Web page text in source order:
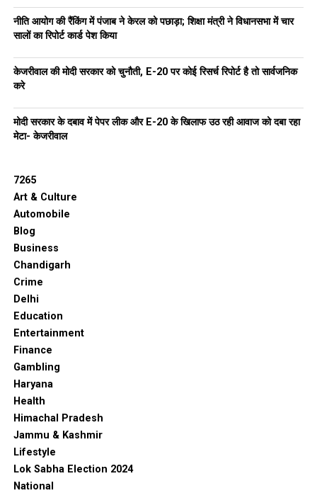
नीति आयोग की रैंकिंग में पंजाब ने केरल को पछाड़ा; शिक्षा मंत्री ने विधानसभा में चार
सालों का रिपोर्ट कार्ड पेश किया
केजरीवाल की मोदी सरकार को चुनौती, E-20 पर कोई रिसर्च रिपोर्ट है तो सार्वजनिक
करे
मोदी सरकार के दबाव में पेपर लीक और E-20 के खिलाफ उठ रही आवाज को दबा रहा
मेटा- केजरीवाल
7265
Art & Culture
Automobile
Blog
Business
Chandigarh
Crime
Delhi
Education
Entertainment
Finance
Gambling
Haryana
Health
Himachal Pradesh
Jammu & Kashmir
Lifestyle
Lok Sabha Election 2024
National